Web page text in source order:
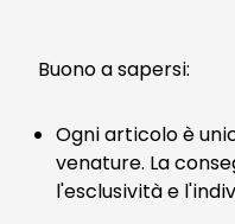
Buono a sapersi:
Ogni articolo è
venature. La
l'esclusività e